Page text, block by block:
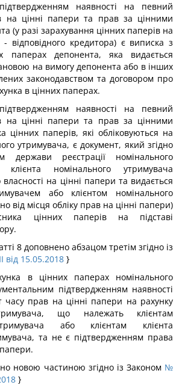
наявності на певний
на цінні папери та прав за цінними
(у разі зарахування цінних паперів на
- відповідного кредитора) є виписка з
паперах депонента, яка видається
на вимогу депонента або в інших
законодавством та договором про
в цінних паперах.
наявності на певний
на цінні папери та прав за цінними
цінних паперів, які обліковуються на
утримувача, є документ, який згідно
держави реєстрації номінального
номінального утримувача
на цінні папери та видається
або клієнтом номінального
від місця обліку прав на цінні папери)
цінних паперів на підставі
8 доповнено абзацом третім згідно із
від 15.05.2018 }
в цінних паперах номінального
підтвердженням наявності
прав на цінні папери на рахунку
що належать клієнтам
або клієнтам клієнта
та не є підтвердженням права
папери.
новою частиною згідно із Законом №
}